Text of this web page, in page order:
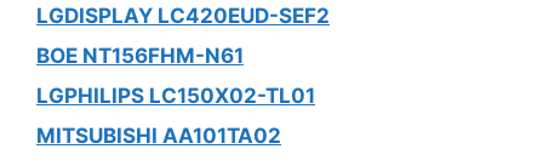
LGDISPLAY LC420EUD-SEF2
BOE NT156FHM-N61
LGPHILIPS LC150X02-TL01
MITSUBISHI AA101TA02